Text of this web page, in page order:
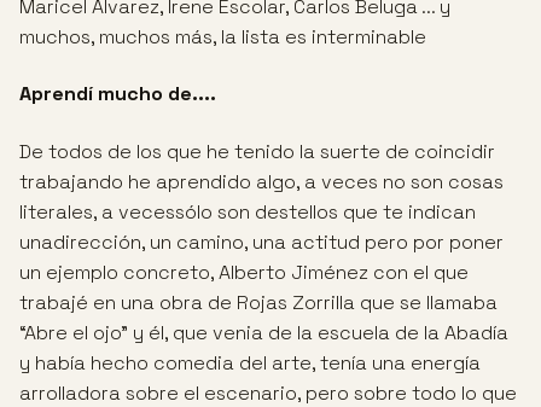
Maricel Alvarez, Irene Escolar, Carlos Beluga ... y
muchos, muchos más, la lista es interminable
Aprendí mucho de....
De todos de los que he tenido la suerte de coincidir
trabajando he aprendido algo, a veces no son cosas
literales, a vecessólo son destellos que te indican
unadirección, un camino, una actitud pero por poner
un ejemplo concreto, Alberto Jiménez con el que
trabajé en una obra de Rojas Zorrilla que se llamaba
“Abre el ojo” y él, que venia de la escuela de la Abadía
y había hecho comedia del arte, tenía una energía
arrolladora sobre el escenario, pero sobre todo lo que